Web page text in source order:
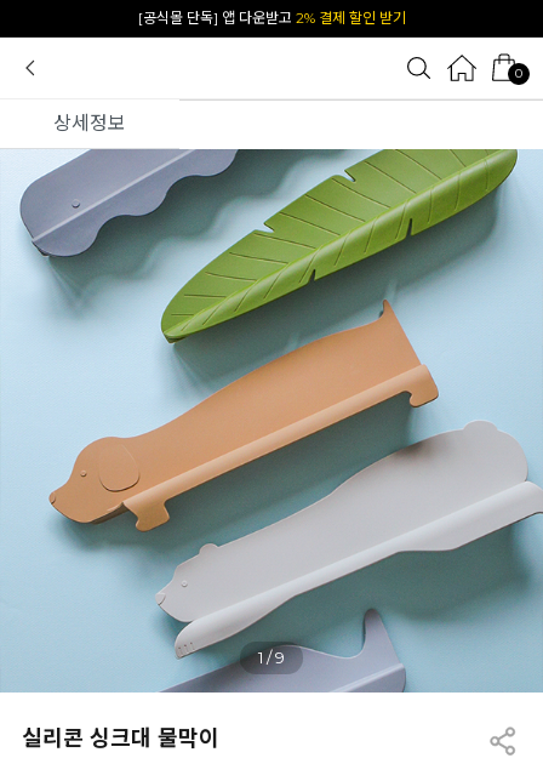
카카오 플친 추가하면1천원 즉시 할인 쿠폰
0
상세정보
1/9
실리콘 싱크대 물막이